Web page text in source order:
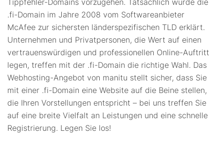
Tippfehler-Domains vorzugehen. Tatsächlich wurde die
.fi-Domain im Jahre 2008 vom Softwareanbieter
McAfee zur sichersten länderspezifischen TLD erklärt.
Unternehmen und Privatpersonen, die Wert auf einen
vertrauenswürdigen und professionellen Online-Auftritt
legen, treffen mit der .fi-Domain die richtige Wahl. Das
Webhosting-Angebot von manitu stellt sicher, dass Sie
mit einer .fi-Domain eine Website auf die Beine stellen,
die Ihren Vorstellungen entspricht – bei uns treffen Sie
auf eine breite Vielfalt an Leistungen und eine schnelle
Registrierung. Legen Sie los!